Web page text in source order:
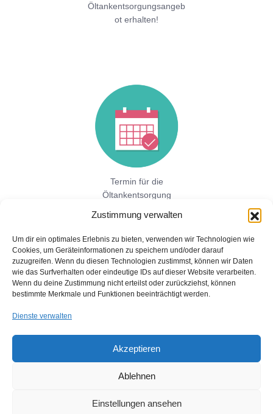
Zustimmung verwalten
Um dir ein optimales Erlebnis zu bieten, verwenden wir Technologien wie
Cookies, um Geräteinformationen zu speichern und/oder darauf
zuzugreifen. Wenn du diesen Technologien zustimmst, können wir Daten
wie das Surfverhalten oder eindeutige IDs auf dieser Website verarbeiten.
Wenn du deine Zustimmung nicht erteilst oder zurückziehst, können
bestimmte Merkmale und Funktionen beeinträchtigt werden.
Dienste verwalten
Akzeptieren
Ablehnen
Einstellungen ansehen
Öltankentsorgungsangeb
ot erhalten!
Termin für die
Öltankentsorgung
Jetzt hier direkt ein unverbindliches
Festpreisangebot einholen!